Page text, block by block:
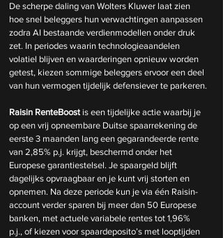
De scherpe daling van Wolters Kluwer laat zien
hoe snel beleggers hun verwachtingen aanpassen
zodra AI bestaande verdienmodellen onder druk
zet. In periodes waarin technologieaandelen
volatiel blijven en waarderingen opnieuw worden
getest, kiezen sommige beleggers ervoor een deel
van hun vermogen tijdelijk defensiever te parkeren.
Raisin RenteBoost is een tijdelijke actie waarbij je
op een vrij opneembare Duitse spaarrekening de
eerste 3 maanden lang een gegarandeerde rente
van 2,85% p.j. krijgt, beschermd onder het
Europese garantiestelsel. Je spaargeld blijft
dagelijks opvraagbaar en je kunt vrij storten en
opnemen. Na deze periode kun je via één Raisin-
account verder sparen bij meer dan 50 Europese
banken, met actuele variabele rentes tot 1,96%
p.j., of kiezen voor spaardeposito’s met looptijden